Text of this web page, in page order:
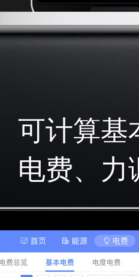
可计算基
电费、